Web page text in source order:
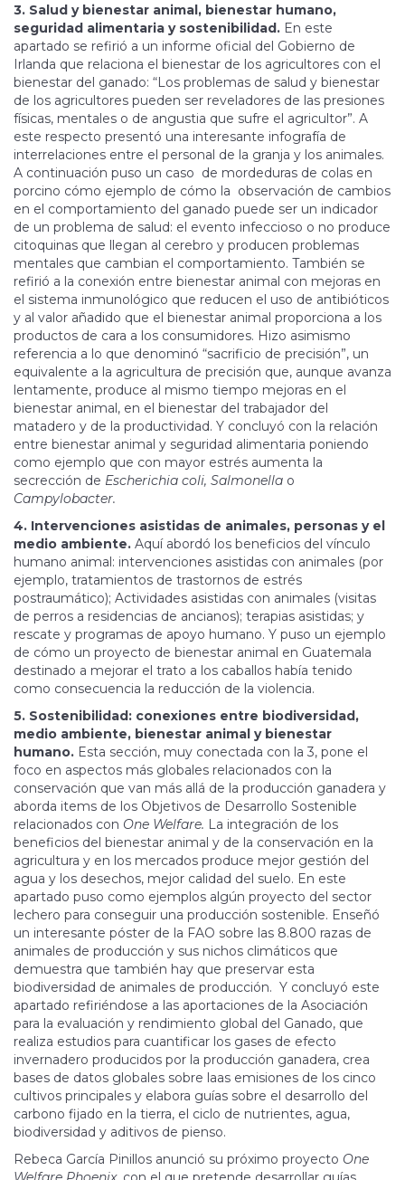
3. Salud y bienestar animal, bienestar humano,
seguridad alimentaria y sostenibilidad. En este
apartado se refirió a un informe oficial del Gobierno de
Irlanda que relaciona el bienestar de los agricultores con el
bienestar del ganado: “Los problemas de salud y bienestar
de los agricultores pueden ser reveladores de las presiones
físicas, mentales o de angustia que sufre el agricultor”. A
este respecto presentó una interesante infografía de
interrelaciones entre el personal de la granja y los animales.
A continuación puso un caso de mordeduras de colas en
porcino cómo ejemplo de cómo la observación de cambios
en el comportamiento del ganado puede ser un indicador
de un problema de salud: el evento infeccioso o no produce
citoquinas que llegan al cerebro y producen problemas
mentales que cambian el comportamiento. También se
refirió a la conexión entre bienestar animal con mejoras en
el sistema inmunológico que reducen el uso de antibióticos
y al valor añadido que el bienestar animal proporciona a los
productos de cara a los consumidores. Hizo asimismo
referencia a lo que denominó “sacrificio de precisión”, un
equivalente a la agricultura de precisión que, aunque avanza
lentamente, produce al mismo tiempo mejoras en el
bienestar animal, en el bienestar del trabajador del
matadero y de la productividad. Y concluyó con la relación
entre bienestar animal y seguridad alimentaria poniendo
como ejemplo que con mayor estrés aumenta la
secrección de Escherichia coli, Salmonella o
Campylobacter.
4. Intervenciones asistidas de animales, personas y el
medio ambiente. Aquí abordó los beneficios del vínculo
humano animal: intervenciones asistidas con animales (por
ejemplo, tratamientos de trastornos de estrés
postraumático); Actividades asistidas con animales (visitas
de perros a residencias de ancianos); terapias asistidas; y
rescate y programas de apoyo humano. Y puso un ejemplo
de cómo un proyecto de bienestar animal en Guatemala
destinado a mejorar el trato a los caballos había tenido
como consecuencia la reducción de la violencia.
5. Sostenibilidad: conexiones entre biodiversidad,
medio ambiente, bienestar animal y bienestar
humano. Esta sección, muy conectada con la 3, pone el
foco en aspectos más globales relacionados con la
conservación que van más allá de la producción ganadera y
aborda items de los Objetivos de Desarrollo Sostenible
relacionados con One Welfare. La integración de los
beneficios del bienestar animal y de la conservación en la
agricultura y en los mercados produce mejor gestión del
agua y los desechos, mejor calidad del suelo. En este
apartado puso como ejemplos algún proyecto del sector
lechero para conseguir una producción sostenible. Enseñó
un interesante póster de la FAO sobre las 8.800 razas de
animales de producción y sus nichos climáticos que
demuestra que también hay que preservar esta
biodiversidad de animales de producción. Y concluyó este
apartado refiriéndose a las aportaciones de la Asociación
para la evaluación y rendimiento global del Ganado, que
realiza estudios para cuantificar los gases de efecto
invernadero producidos por la producción ganadera, crea
bases de datos globales sobre laas emisiones de los cinco
cultivos principales y elabora guías sobre el desarrollo del
carbono fijado en la tierra, el ciclo de nutrientes, agua,
biodiversidad y aditivos de pienso.
Rebeca García Pinillos anunció su próximo proyecto One